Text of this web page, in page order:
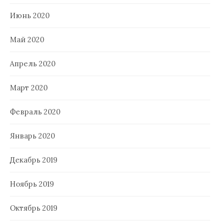
Июнь 2020
Май 2020
Апрель 2020
Март 2020
Февраль 2020
Январь 2020
Декабрь 2019
Ноябрь 2019
Октябрь 2019